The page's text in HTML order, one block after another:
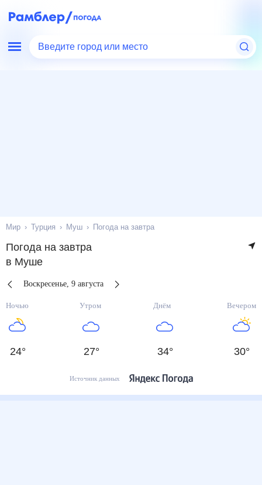
Введите город или место
Мир Турция Муш Погода на завтра
Погода на завтра
в Муше
Воскресенье, 9августа
Ночью
24°
Утром
27°
Днём
34°
Вечером
30°
Источник данных